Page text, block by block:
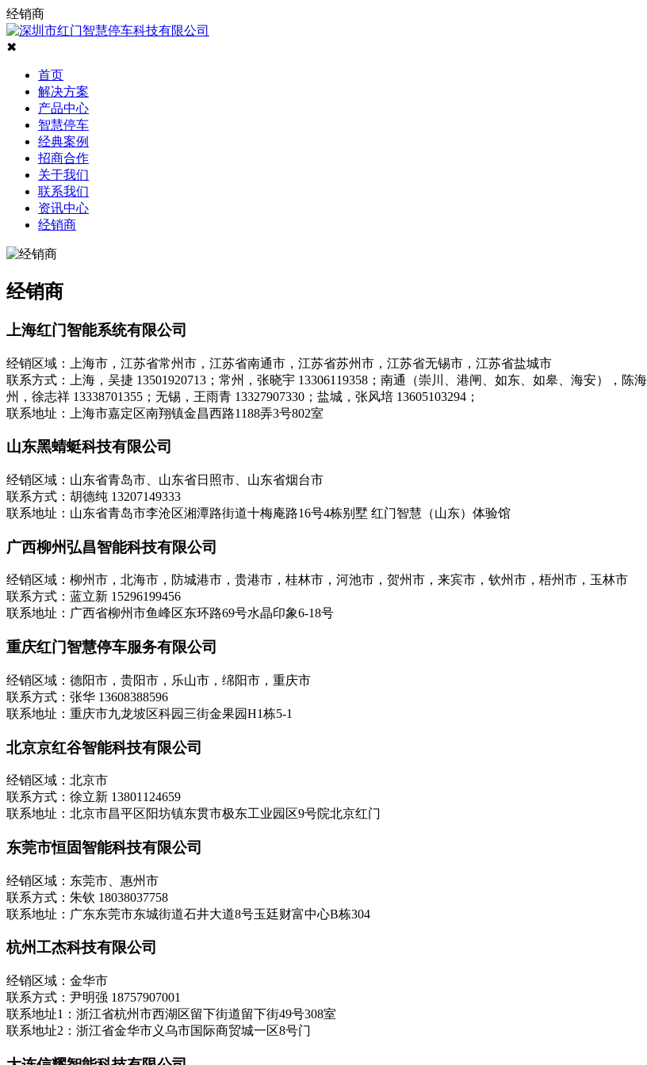
经销商
✖
首页
解决方案
产品中心
智慧停车
经典案例
招商合作
关于我们
联系我们
资讯中心
经销商
经销商
上海红门智能系统有限公司
经销区域：上海市，江苏省常州市，江苏省南通市，江苏省苏州市，江苏省无锡市，江苏省盐城市
联系方式：上海，吴捷 13501920713；常州，张晓宇 13306119358；南通（崇川、港闸、如东、如皋、海安），陈
州，徐志祥 13338701355；无锡，王雨青 13327907330；盐城，张风培 13605103294；
联系地址：上海市嘉定区南翔镇金昌西路1188弄3号802室
山东黑蜻蜓科技有限公司
经销区域：山东省青岛市、山东省日照市、山东省烟台市
联系方式：胡德纯 13207149333
联系地址：山东省青岛市李沧区湘潭路街道十梅庵路16号4栋别墅 红门智慧（山东）体验馆
广西柳州弘昌智能科技有限公司
经销区域：柳州市，北海市，防城港市，贵港市，桂林市，河池市，贺州市，来宾市，钦州市，梧州市，玉林市
联系方式：蓝立新 15296199456
联系地址：广西省柳州市鱼峰区东环路69号水晶印象6-18号
重庆红门智慧停车服务有限公司
经销区域：德阳市，贵阳市，乐山市，绵阳市，重庆市
联系方式：张华 13608388596
联系地址：重庆市九龙坡区科园三街金果园H1栋5-1
北京京红谷智能科技有限公司
经销区域：北京市
联系方式：徐立新 13801124659
联系地址：北京市昌平区阳坊镇东贯市极东工业园区9号院北京红门
东莞市恒固智能科技有限公司
经销区域：东莞市、惠州市
联系方式：朱钦 18038037758
联系地址：广东东莞市东城街道石井大道8号玉廷财富中心B栋304
杭州工杰科技有限公司
经销区域：金华市
联系方式：尹明强 18757907001
联系地址1：浙江省杭州市西湖区留下街道留下街49号308室
联系地址2：浙江省金华市义乌市国际商贸城一区8号门